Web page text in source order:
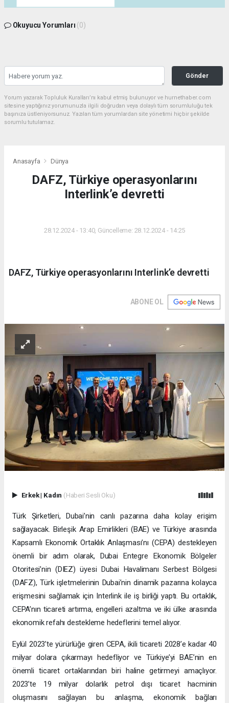
Okuyucu Yorumları (0)
Gönder
Yorum yazarak Topluluk Kuralları’nı kabul etmiş bulunuyor ve hurnethaber.com
sitesine yaptığınız yorumunuzla ilgili doğrudan veya dolaylı tüm sorumluluğu tek
başınıza üstleniyorsunuz. Yazılan tüm yorumlardan site yönetimi hiçbir şekilde
sorumlu tutulamaz.
Anasayfa Dünya
DAFZ, Türkiye operasyonlarını
Interlink’e devretti
28.12.2024 - 13:40, Güncelleme: 28.12.2024 - 14:25
DAFZ, Türkiye operasyonlarını Interlink’e devretti
ABONE OL
Erkek| Kadın (Haberi Sesli Oku)
Türk Şirketleri, Dubai’nin canlı pazarına daha kolay erişim
sağlayacak. Birleşik Arap Emirlikleri (BAE) ve Türkiye arasında
Kapsamlı Ekonomik Ortaklık Anlaşması’nı (CEPA) destekleyen
önemli bir adım olarak, Dubai Entegre Ekonomik Bölgeler
Otoritesi’nin (DIEZ) üyesi Dubai Havalimanı Serbest Bölgesi
(DAFZ), Türk işletmelerinin Dubai’nin dinamik pazarına kolayca
erişmesini sağlamak için Interlink ile iş birliği yaptı. Bu ortaklık,
CEPA’nın ticareti artırma, engelleri azaltma ve iki ülke arasında
ekonomik refahı destekleme hedeflerini temel alıyor.
Eylül 2023’te yürürlüğe giren CEPA, ikili ticareti 2028’e kadar 40
milyar dolara çıkarmayı hedefliyor ve Türkiye’yi BAE’nin en
önemli ticaret ortaklarından biri haline getirmeyi amaçlıyor.
2023’te 19 milyar dolarlık petrol dışı ticaret hacminin
oluşmasını sağlayan bu anlaşma, ekonomik bağları